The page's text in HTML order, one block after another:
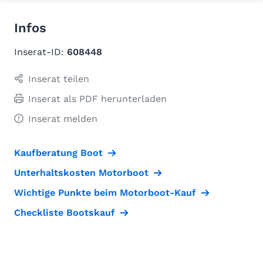
Infos
Inserat-ID: 608448
Inserat teilen
Inserat als PDF herunterladen
Inserat melden
Kaufberatung Boot
Unterhaltskosten Motorboot
Wichtige Punkte beim Motorboot-Kauf
Checkliste Bootskauf